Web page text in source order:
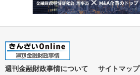
週刊金融財政事情について サイトマップ